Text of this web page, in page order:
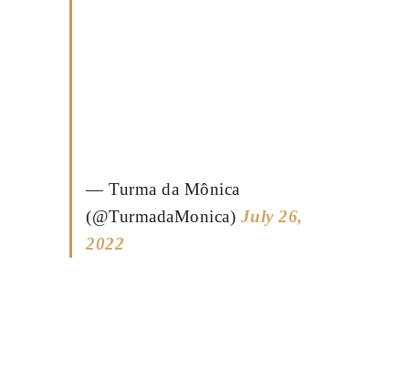
— Turma da Mônica
(@TurmadaMonica) July 26,
2022